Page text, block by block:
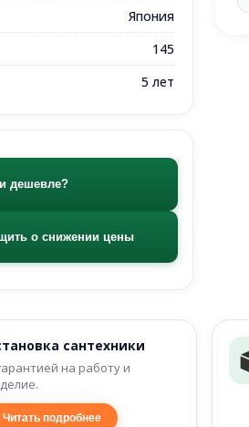
Япония
145
5 лет
дешевле?
о снижении цены
сантехники
на работу и
Читать подробнее